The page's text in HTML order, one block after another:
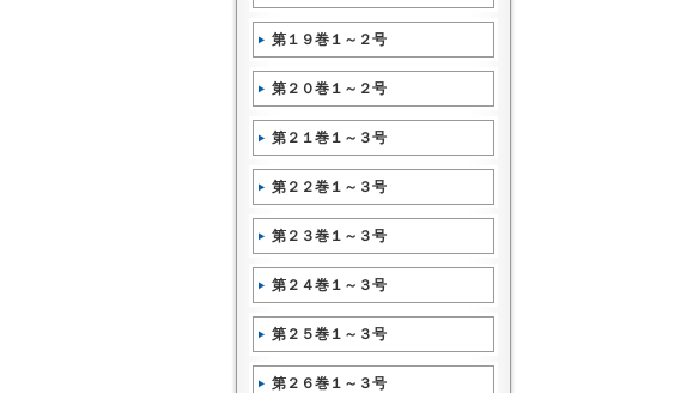
第１９巻１～２号
第２０巻１～２号
第２１巻１～３号
第２２巻１～３号
第２３巻１～３号
第２４巻１～３号
第２５巻１～３号
第２６巻１～３号